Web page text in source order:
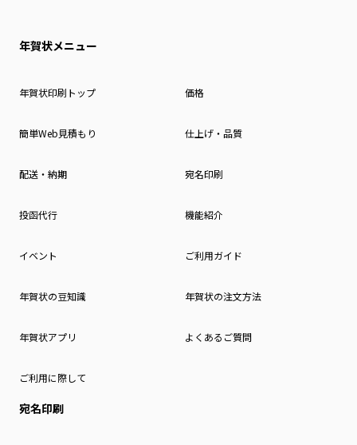
年賀状メニュー
年賀状印刷トップ 価格
簡単Web見積もり 仕上げ・品質
配送・納期 宛名印刷
投函代行 機能紹介
イベント ご利用ガイド
年賀状の豆知識 年賀状の注文方法
年賀状アプリ よくあるご質問
ご利用に際して
宛名印刷